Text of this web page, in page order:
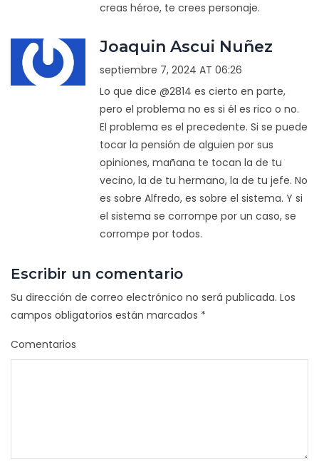
creas héroe, te crees personaje.
Joaquin Ascui Nuñez
septiembre 7, 2024 AT 06:26
Lo que dice @2814 es cierto en parte,
pero el problema no es si él es rico o no.
El problema es el precedente. Si se puede
tocar la pensión de alguien por sus
opiniones, mañana te tocan la de tu
vecino, la de tu hermano, la de tu jefe. No
es sobre Alfredo, es sobre el sistema. Y si
el sistema se corrompe por un caso, se
corrompe por todos.
Escribir un comentario
Su dirección de correo electrónico no será publicada. Los
campos obligatorios están marcados *
Comentarios